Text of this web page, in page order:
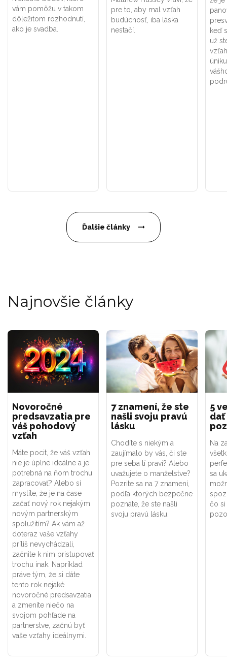
vám pomôžu v takom
dôležitom rozhodnutí,
ako je svadba.
pre to, aby mal vzťah
budúcnosť, iba láska
nestačí.
keď
už
Ďalšie články
Najnovšie články
Novoročné
predsavzatia pre
váš pohodový
vzťah
Máte pocit, že váš vzťah
nie je úplne ideálne a je
potrebná na ňom trochu
zapracovať? Alebo si
myslíte, že je na čase
začať nový rok nejakým
novým partnerským
spolužitím? Ak vám až
doteraz vaše vzťahy
príliš nevychádzali,
začnite k nim pristupovať
trochu inak. Napríklad
práve tým, že si dáte
tento rok nejaké
novoročné predsavzatia
a zmeníte niečo na
svojom pohľade na
partnerstve, začnú byť
vaše vzťahy ideálnymi.
7 znamení, že ste
našli svoju pravú
lásku
Chodíte s niekým a
zaujímalo by vás, či ste
pre seba tí praví? Alebo
uvažujete o manželstve?
Pozrite sa na 7 znamení,
podľa ktorých bezpečne
poznáte, že ste našli
svoju pravú lásku.
5
dať
Na
sa
čo si